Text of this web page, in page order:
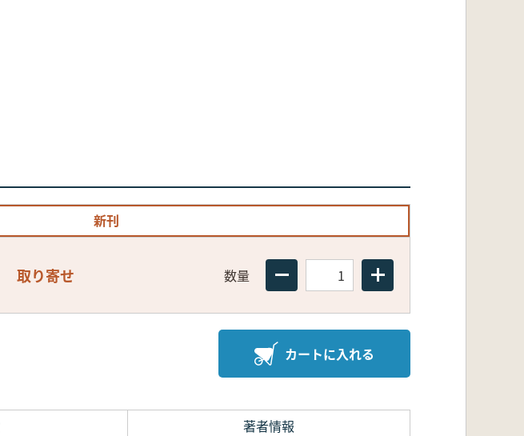
新刊
取り寄せ 数量
カートに入れる
著者情報